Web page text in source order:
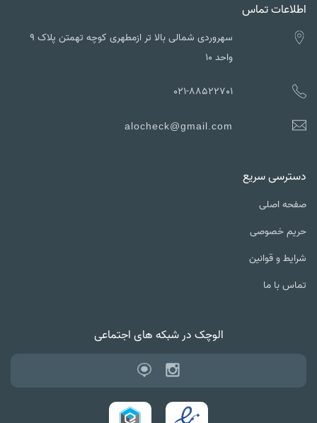
اطلاعات تماس
سهروردی شمالی بالا تر ازمطهری کوچه تهمتن پلاک ۹
واحد ۱۰
021-88522701
alocheck@gmail.com
دسترسی سریع
صفحه اصلی
حریم خصوصی
شرایط و قوانین
تماس با ما
الوچک در شبکه های اجتماعی